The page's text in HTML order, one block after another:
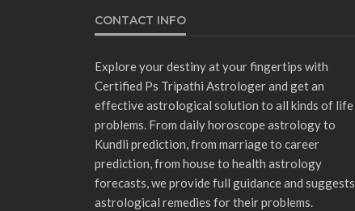
CONTACT INFO
Explore your destiny at your fingertips with
Certified Ps Tripathi Astrologer and get an
effective astrological solution to all kinds of life
problems. From daily horoscope astrology to
Kundli prediction, from marriage to career
prediction, from house to health astrology
forecasts, we provide full guidance and suggests
astrological remedies for their problems.